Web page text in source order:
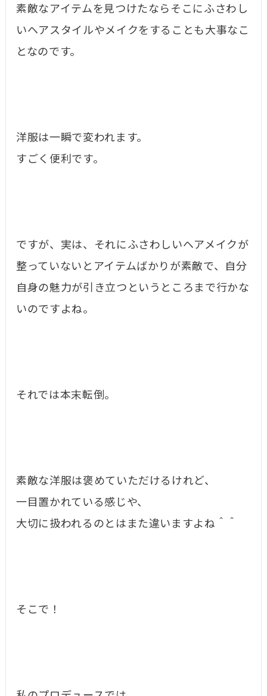
素敵なアイテムを見つけたならそこにふさわし
いヘアスタイルやメイクをすることも大事なこ
となのです。
洋服は一瞬で変われます。
すごく便利です。
ですが、実は、それにふさわしいヘアメイクが
整っていないとアイテムばかりが素敵で、自分
自身の魅力が引き立つというところまで行かな
いのですよね。
それでは本末転倒。
素敵な洋服は褒めていただけるけれど、
一目置かれている感じや、
大切に扱われるのとはまた違いますよね＾＾
そこで！